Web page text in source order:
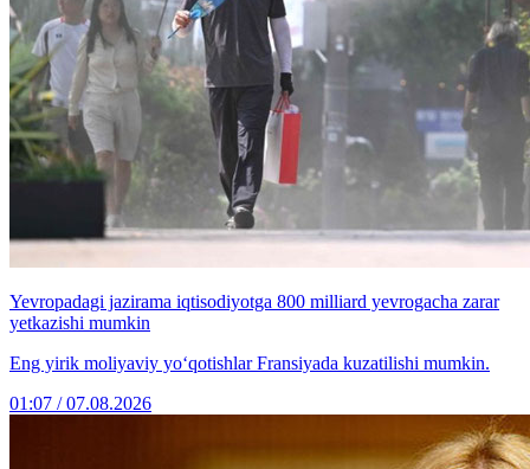
Yevropadagi jazirama iqtisodiyotga 800 milliard yevrogacha zarar
yetkazishi mumkin
Eng yirik moliyaviy yo‘qotishlar Fransiyada kuzatilishi mumkin.
01:07 / 07.08.2026